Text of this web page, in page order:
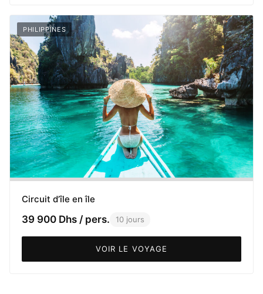
PHILIPPINES
Circuit d’île en île
39 900 Dhs / pers. 10 jours
VOIR LE VOYAGE